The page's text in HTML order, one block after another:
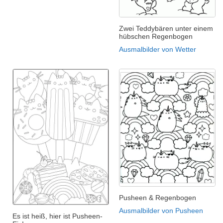
Zwei Teddybären unter einem
hübschen Regenbogen
Ausmalbilder von Wetter
Es ist heiß, hier ist Pusheen-
Pusheen & Regenbogen
Ausmalbilder von Pusheen